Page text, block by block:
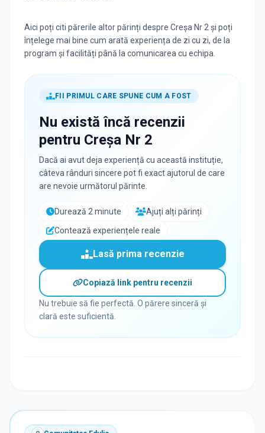
Aici poți citi părerile altor părinți despre Creșa Nr 2 și poți
înțelege mai bine cum arată experiența de zi cu zi, de la
program și facilități până la comunicarea cu echipa.
FII PRIMUL CARE SPUNE CUM A FOST
Nu există încă recenzii
pentru Creșa Nr 2
Dacă ai avut deja experiență cu această instituție,
câteva rânduri sincere pot fi exact ajutorul de care
are nevoie următorul părinte.
Durează 2 minute
Ajuți alți părinți
Contează experiențele reale
Lasă prima recenzie
Copiază link pentru recenzii
Nu trebuie să fie perfectă. O părere sinceră și
clară este suficientă.